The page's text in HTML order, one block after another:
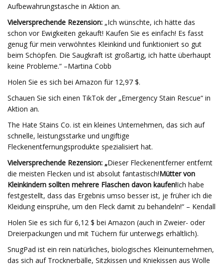
Aufbewahrungstasche in Aktion an.
Vielversprechende Rezension: „Ich wünschte, ich hätte das
schon vor Ewigkeiten gekauft! Kaufen Sie es einfach! Es fasst
genug für mein verwöhntes Kleinkind und funktioniert so gut
beim Schöpfen. Die Saugkraft ist großartig, ich hatte überhaupt
keine Probleme.“ –Martina Cobb
Holen Sie es sich bei Amazon für 12,97 $.
Schauen Sie sich einen TikTok der „Emergency Stain Rescue“ in
Aktion an.
The Hate Stains Co. ist ein kleines Unternehmen, das sich auf
schnelle, leistungsstarke und ungiftige
Fleckenentfernungsprodukte spezialisiert hat.
Vielversprechende Rezension: „Dieser Fleckenentferner entfernt
die meisten Flecken und ist absolut fantastisch!Mütter von
Kleinkindern sollten mehrere Flaschen davon kaufen!Ich habe
festgestellt, dass das Ergebnis umso besser ist, je früher ich die
Kleidung einsprühe, um den Fleck damit zu behandeln!“ – Kendall
Holen Sie es sich für 6,12 $ bei Amazon (auch in Zweier- oder
Dreierpackungen und mit Tüchern für unterwegs erhältlich).
SnugPad ist ein rein natürliches, biologisches Kleinunternehmen,
das sich auf Trocknerbälle, Sitzkissen und Kniekissen aus Wolle